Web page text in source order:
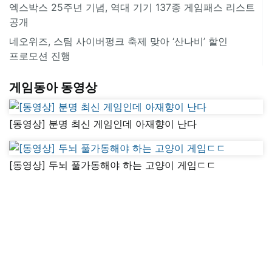
엑스박스 25주년 기념, 역대 기기 137종 게임패스 리스트
공개
네오위즈, 스팀 사이버펑크 축제 맞아 ‘산나비’ 할인
프로모션 진행
게임동아 동영상
[동영상] 분명 최신 게임인데 아재향이 난다
[동영상] 두뇌 풀가동해야 하는 고양이 게임ㄷㄷ